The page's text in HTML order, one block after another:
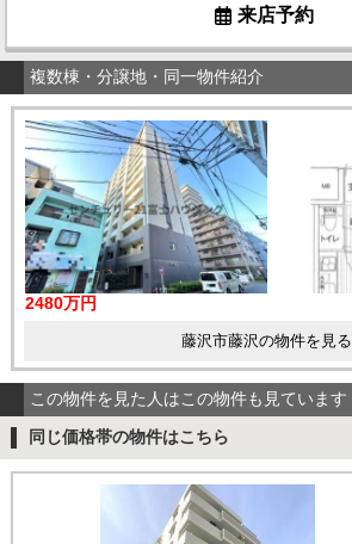
来店予約
複数棟・分譲地・同一物件紹介
2480万円
藤沢市藤沢の物件を見る
この物件を見た人はこの物件も見ています
同じ価格帯の物件はこちら